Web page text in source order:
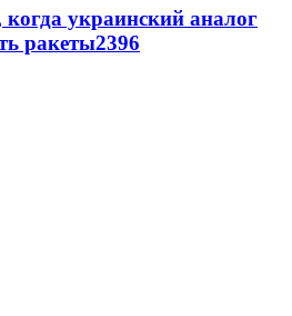
украинский аналог
ракеты2396